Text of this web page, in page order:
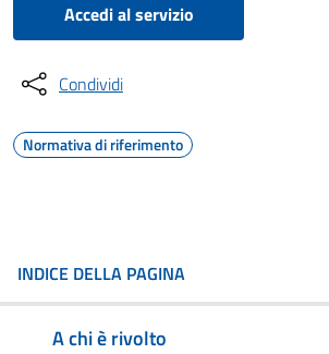
Accedi al servizio
Condividi
Normativa di riferimento
INDICE DELLA PAGINA
A chi è rivolto